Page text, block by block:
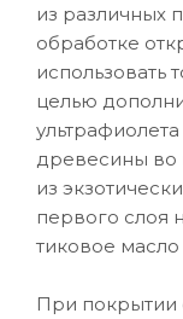
из различных
обработке
использовать
целью
древесины во
из
первого слоя
тиковое масло
При покрытии